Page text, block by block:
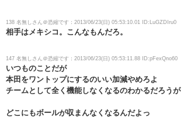
138 名無しさん＠恐縮です：2013/06/23(日) 05:53:10.01 ID:LuGZDIru0
相手はメキシコ。こんなもんだろ。
147 名無しさん＠恐縮です：2013/06/23(日) 05:53:11.88 ID:pFexQno60
いつものことだが
本田をワントップにするのいい加減やめろよ
チームとして全く機能しなくなるのわかるだろうが
どこにもボールが収まんなくなるんだよっ